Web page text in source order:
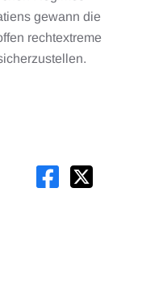
gewann die
rechtextreme